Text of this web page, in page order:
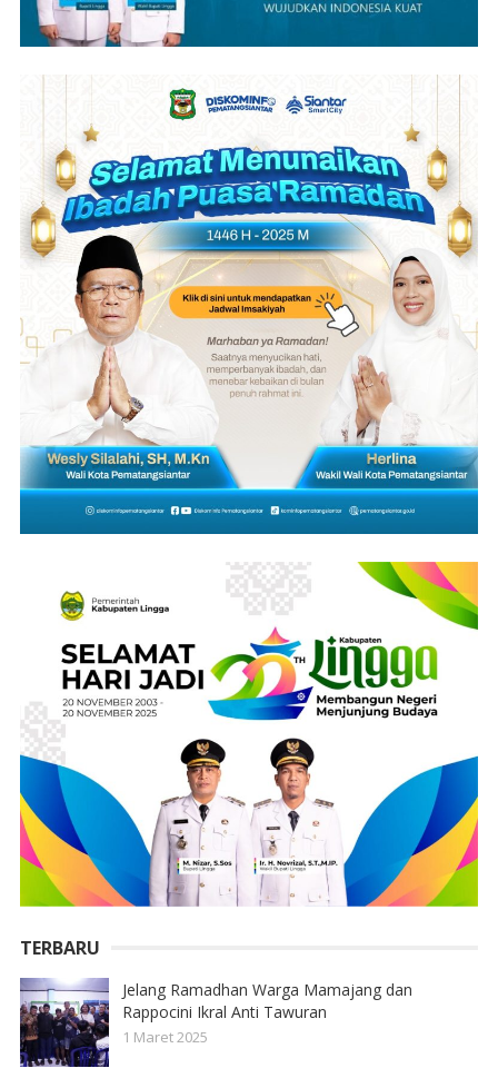
TERBARU
Jelang Ramadhan Warga Mamajang dan
Rappocini Ikral Anti Tawuran
1 Maret 2025